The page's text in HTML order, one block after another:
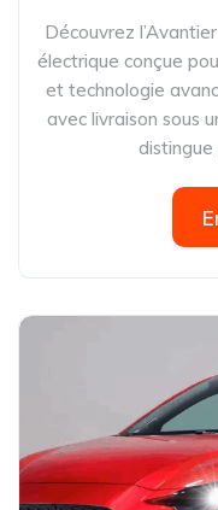
Découvrez
électrique conçue
et technologie
avec livraison sous
distingue